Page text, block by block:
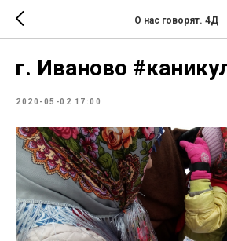
О нас говорят. 4Д
г. Иваново
2020-05-02 17:00